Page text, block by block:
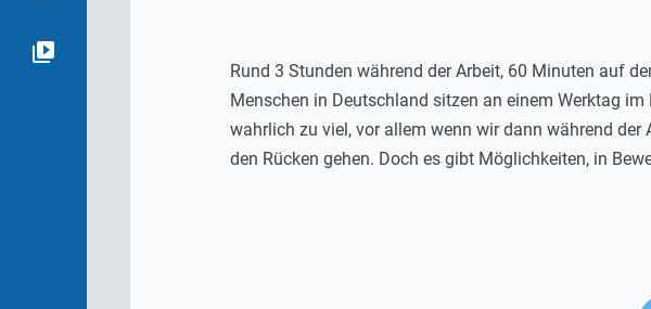
Rund 3 Stunden während der Arbeit, 60 Minuten auf
Menschen in Deutschland sitzen an einem Werktag
wahrlich zu viel, vor allem wenn wir dann während
den Rücken gehen. Doch es gibt Möglichkeiten, in